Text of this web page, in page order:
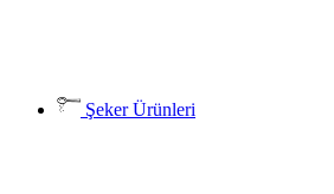
Şeker Ürünleri